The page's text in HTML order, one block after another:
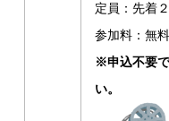
定員：先着
参加料：無料
※申込不要
い。